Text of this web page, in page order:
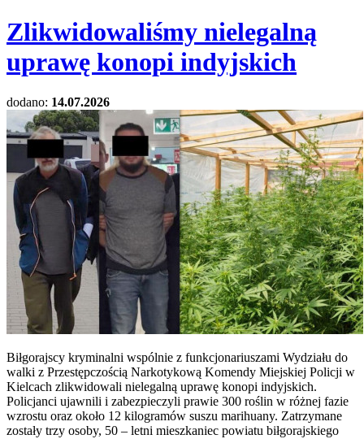
Zlikwidowaliśmy nielegalną
uprawę konopi indyjskich
dodano: 14.07.2026
Biłgorajscy kryminalni wspólnie z funkcjonariuszami Wydziału do
walki z Przestępczością Narkotykową Komendy Miejskiej Policji w
Kielcach zlikwidowali nielegalną uprawę konopi indyjskich.
Policjanci ujawnili i zabezpieczyli prawie 300 roślin w różnej fazie
wzrostu oraz około 12 kilogramów suszu marihuany. Zatrzymane
zostały trzy osoby, 50 – letni mieszkaniec powiatu biłgorajskiego